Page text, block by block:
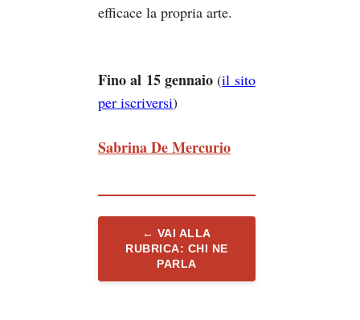
efficace la propria arte.
Fino al 15 gennaio(il sito
per iscriversi)
Sabrina De Mercurio
← VAI ALLA
RUBRICA: CHI NE
PARLA